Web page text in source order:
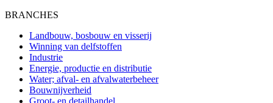
BRANCHES
Landbouw, bosbouw en visserij
Winning van delfstoffen
Industrie
Energie, productie en distributie
Water; afval- en afvalwaterbeheer
Bouwnijverheid
Groot- en detailhandel